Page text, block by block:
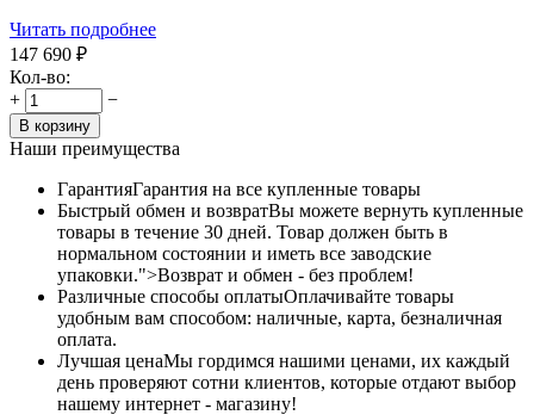
Читать подробнее
147 690 ₽
Кол-во:
+
−
В корзину
Наши преимущества
ГарантияГарантия на все купленные товары
Быстрый обмен и возвратВы можете вернуть купленные
товары в течение 30 дней. Товар должен быть в
нормальном состоянии и иметь все заводские
упаковки.">Возврат и обмен - без проблем!
Различные способы оплатыОплачивайте товары
удобным вам способом: наличные, карта, безналичная
оплата.
Лучшая ценаМы гордимся нашими ценами, их каждый
день проверяют сотни клиентов, которые отдают выбор
нашему интернет - магазину!